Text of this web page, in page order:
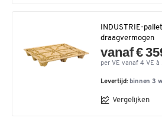
INDUSTRIE-
draagvermogen
vanaf €
per VE vanaf 4 VE à
Levertijd: binnen 3
Vergelijken